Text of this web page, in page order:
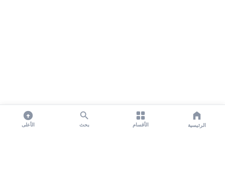
الرئيسية الأقسام بحث الأعلى